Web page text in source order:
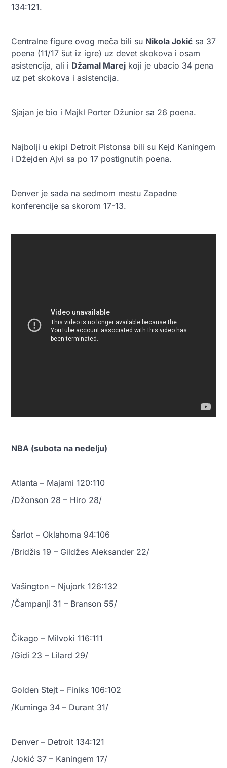
134:121.
Centralne figure ovog meča bili su Nikola Jokić sa 37
poena (11/17 šut iz igre) uz devet skokova i osam
asistencija, ali i Džamal Marej koji je ubacio 34 pena
uz pet skokova i asistencija.
Sjajan je bio i Majkl Porter Džunior sa 26 poena.
Najbolji u ekipi Detroit Pistonsa bili su Kejd Kaningem
i Džejden Ajvi sa po 17 postignutih poena.
Denver je sada na sedmom mestu Zapadne
konferencije sa skorom 17-13.
NBA (subota na nedelju)
Atlanta – Majami 120:110
/Džonson 28 – Hiro 28/
Šarlot – Oklahoma 94:106
/Bridžis 19 – Gildžes Aleksander 22/
Vašington – Njujork 126:132
/Čampanji 31 – Branson 55/
Čikago – Milvoki 116:111
/Gidi 23 – Lilard 29/
Golden Stejt – Finiks 106:102
/Kuminga 34 – Durant 31/
Denver – Detroit 134:121
/Jokić 37 – Kaningem 17/